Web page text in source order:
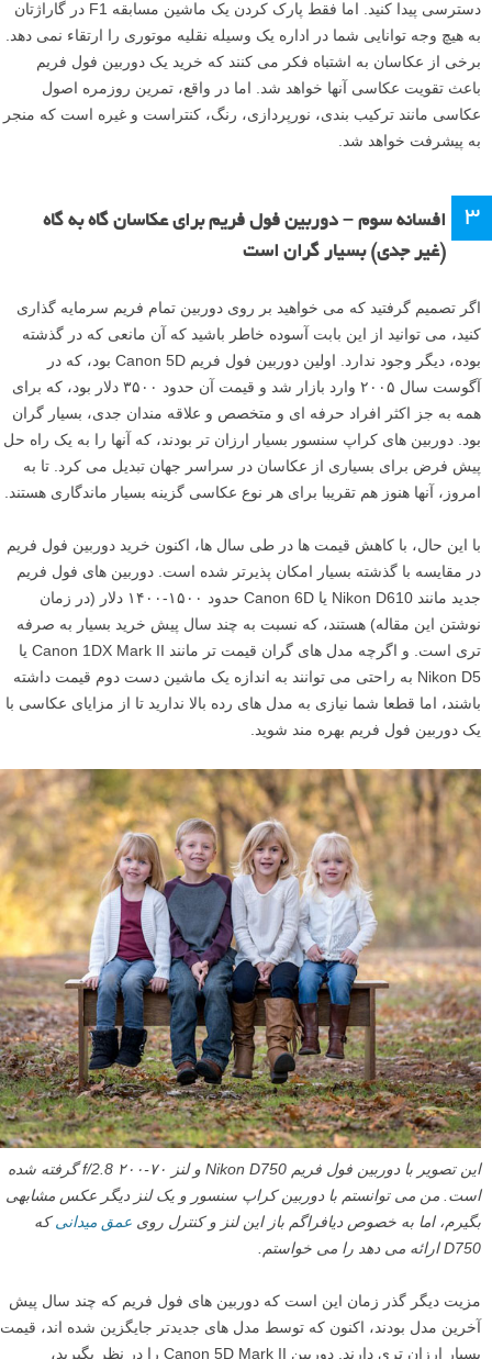
دسترسی پیدا کنید. اما فقط پارک کردن یک ماشین مسابقه F1 در گاراژتان
به هیچ وجه توانایی شما در اداره یک وسیله نقلیه موتوری را ارتقاء نمی دهد.
برخی از عکاسان به اشتباه فکر می کنند که خرید یک دوربین فول فریم
باعث تقویت عکاسی آنها خواهد شد. اما در واقع، تمرین روزمره اصول
عکاسی مانند ترکیب بندی، نورپردازی، رنگ، کنتراست و غیره است که منجر
به پیشرفت خواهد شد.
۳
افسانه سوم – دوربین فول فریم برای عکاسان گاه به گاه
(غیر جدی) بسیار گران است
اگر تصمیم گرفتید که می خواهید بر روی دوربین تمام فریم سرمایه گذاری
کنید، می توانید از این بابت آسوده خاطر باشید که آن مانعی که در گذشته
بوده، دیگر وجود ندارد. اولین دوربین فول فریم Canon 5D بود، که در
آگوست سال ۲۰۰۵ وارد بازار شد و قیمت آن حدود ۳۵۰۰ دلار بود، که برای
همه به جز اکثر افراد حرفه ای و متخصص و علاقه مندان جدی، بسیار گران
بود. دوربین های کراپ سنسور بسیار ارزان تر بودند، که آنها را به یک راه حل
پیش فرض برای بسیاری از عکاسان در سراسر جهان تبدیل می کرد. تا به
امروز، آنها هنوز هم تقریبا برای هر نوع عکاسی گزینه بسیار ماندگاری هستند.
با این حال، با کاهش قیمت ها در طی سال ها، اکنون خرید دوربین فول فریم
در مقایسه با گذشته بسیار امکان پذیرتر شده است. دوربین های فول فریم
جدید مانند Nikon D610 یا Canon 6D حدود ۱۵۰۰-۱۴۰۰ دلار (در زمان
نوشتن این مقاله) هستند، که نسبت به چند سال پیش خرید بسیار به صرفه
تری است. و اگرچه مدل های گران قیمت تر مانند Canon 1DX Mark II یا
Nikon D5 به راحتی می توانند به اندازه یک ماشین دست دوم قیمت داشته
باشند، اما قطعا شما نیازی به مدل های رده بالا ندارید تا از مزایای عکاسی با
یک دوربین فول فریم بهره مند شوید.
این تصویر با دوربین فول فریم Nikon D750 و لنز ۷۰-۲۰۰ f/2.8 گرفته شده
است. من می توانستم با دوربین کراپ سنسور و یک لنز دیگر عکس مشابهی
بگیرم، اما به خصوص دیافراگم باز این لنز و کنترل روی عمق میدانیکه
D750 ارائه می دهد را می خواستم.
مزیت دیگر گذر زمان این است که دوربین های فول فریم که چند سال پیش
آخرین مدل بودند، اکنون که توسط مدل های جدیدتر جایگزین شده اند، قیمت
بسیار ارزان تری دارند. دوربین Canon 5D Mark II را در نظر بگیرید،